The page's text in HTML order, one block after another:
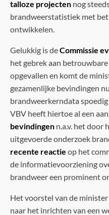
talloze projecten nog
brandweerstatistiek met
ontwikkelen.
Gelukkig is deCommissie
het gebrek aan
opgevallen en komt de
gezamenlijke bevindingen
brandweerkerndata
VBV heeft hiertoe al een
bevindingen n.a.v. het door
uitgevoerde onderzoek
recente reactie op het
de informatievoorziening
brandweer een prominent
Het voorstel van de
naar het inrichten van een